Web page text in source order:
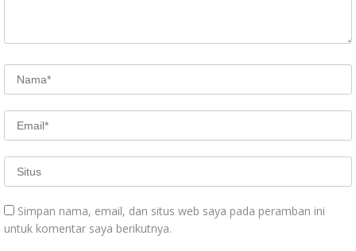
Simpan nama, email, dan situs web saya pada peramban ini
untuk komentar saya berikutnya.